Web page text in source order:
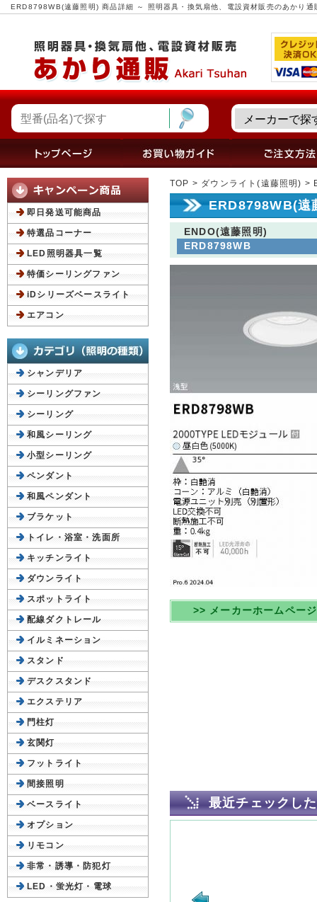
ERD8798WB(遠藤照明) 商品詳細 ～ 照明器具・換気扇他、電設資材販売のあかり通
TOP > ダウンライト(遠藤照明) >
ERD8798WB(遠
ENDO(遠藤照明)
ERD8798WB
>> メーカーホームペー
最近チェックし
即日発送可能商品
特選品コーナー
LED照明器具一覧
特価シーリングファン
iDシリーズベースライト
エアコン
シャンデリア
シーリングファン
シーリング
和風シーリング
小型シーリング
ペンダント
和風ペンダント
ブラケット
トイレ・浴室・洗面所
キッチンライト
ダウンライト
スポットライト
配線ダクトレール
イルミネーション
スタンド
デスクスタンド
エクステリア
門柱灯
玄関灯
フットライト
間接照明
ベースライト
オプション
リモコン
非常・誘導・防犯灯
LED・蛍光灯・電球